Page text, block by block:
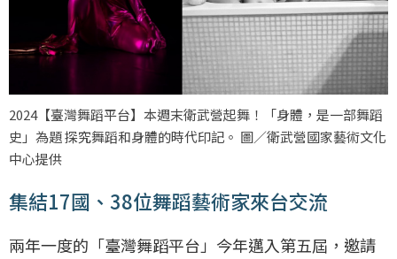
2024【臺灣舞蹈平台】本週末衛武營起舞！「身體，是一部舞蹈
史」為題 探究舞蹈和身體的時代印記。 圖／衛武營國家藝術文化
中心提供
集結17國、38位舞蹈藝術家來台交流
兩年一度的「臺灣舞蹈平台」今年邁入第五屆，邀請